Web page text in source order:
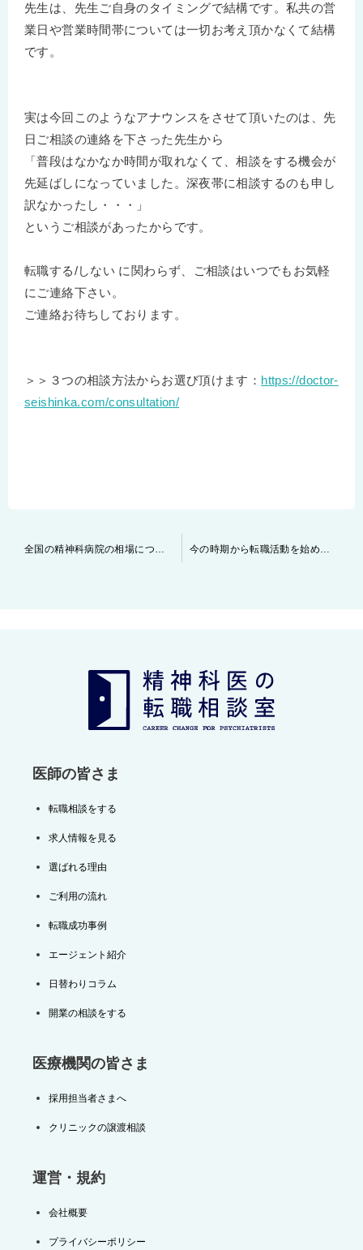
先生は、先生ご自身のタイミングで結構です。私共の営
業日や営業時間帯については一切お考え頂かなくて結構
です。
実は今回このようなアナウンスをさせて頂いたのは、先
日ご相談の連絡を下さった先生から
「普段はなかなか時間が取れなくて、相談をする機会が
先延ばしになっていました。深夜帯に相談するのも申し
訳なかったし・・・」
というご相談があったからです。
転職する/しない に関わらず、ご相談はいつでもお気軽
にご連絡下さい。
ご連絡お待ちしております。
＞＞３つの相談方法からお選び頂けます： https://doctor-
seishinka.com/consultation/
全国の精神科病院の相場について ～～常勤医師～～ 今の時期から転職活動を始める先生へ
医師の皆さま
転職相談をする
求人情報を見る
選ばれる理由
ご利用の流れ
転職成功事例
エージェント紹介
日替わりコラム
開業の相談をする
医療機関の皆さま
採用担当者さまへ
クリニックの譲渡相談
運営・規約
会社概要
プライバシーポリシー